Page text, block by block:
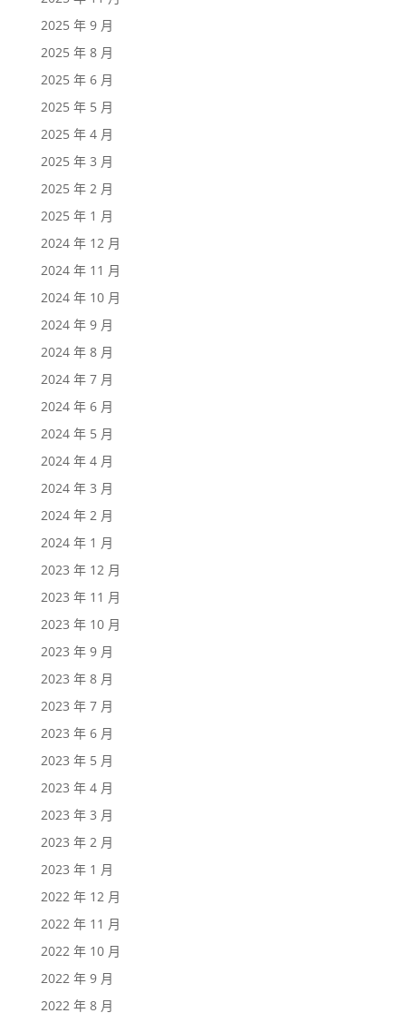
2025 年 9 月
2025 年 8 月
2025 年 6 月
2025 年 5 月
2025 年 4 月
2025 年 3 月
2025 年 2 月
2025 年 1 月
2024 年 12 月
2024 年 11 月
2024 年 10 月
2024 年 9 月
2024 年 8 月
2024 年 7 月
2024 年 6 月
2024 年 5 月
2024 年 4 月
2024 年 3 月
2024 年 2 月
2024 年 1 月
2023 年 12 月
2023 年 11 月
2023 年 10 月
2023 年 9 月
2023 年 8 月
2023 年 7 月
2023 年 6 月
2023 年 5 月
2023 年 4 月
2023 年 3 月
2023 年 2 月
2023 年 1 月
2022 年 12 月
2022 年 11 月
2022 年 10 月
2022 年 9 月
2022 年 8 月